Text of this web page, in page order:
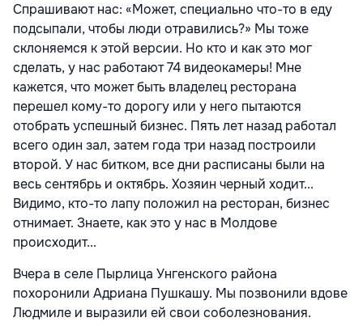
Спрашивают нас: «Может, специально что-то в еду
подсыпали, чтобы люди отравились?» Мы тоже
склоняемся к этой версии. Но кто и как это мог
сделать, у нас работают 74 видеокамеры! Мне
кажется, что может быть владелец ресторана
перешел кому-то дорогу или у него пытаются
отобрать успешный бизнес. Пять лет назад работал
всего один зал, затем года три назад построили
второй. У нас битком, все дни расписаны были на
весь сентябрь и октябрь. Хозяин черный ходит...
Видимо, кто-то лапу положил на ресторан, бизнес
отнимает. Знаете, как это у нас в Молдове
происходит...
Вчера в селе Пырлица Унгенского района
похоронили Адриана Пушкашу. Мы позвонили вдове
Людмиле и выразили ей свои соболезнования.